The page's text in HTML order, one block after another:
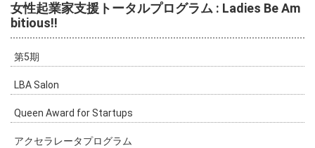
女性起業家支援トータルプログラム : Ladies Be Am
bitious!!
第5期
LBA Salon
Queen Award for Startups
アクセラレータプログラム